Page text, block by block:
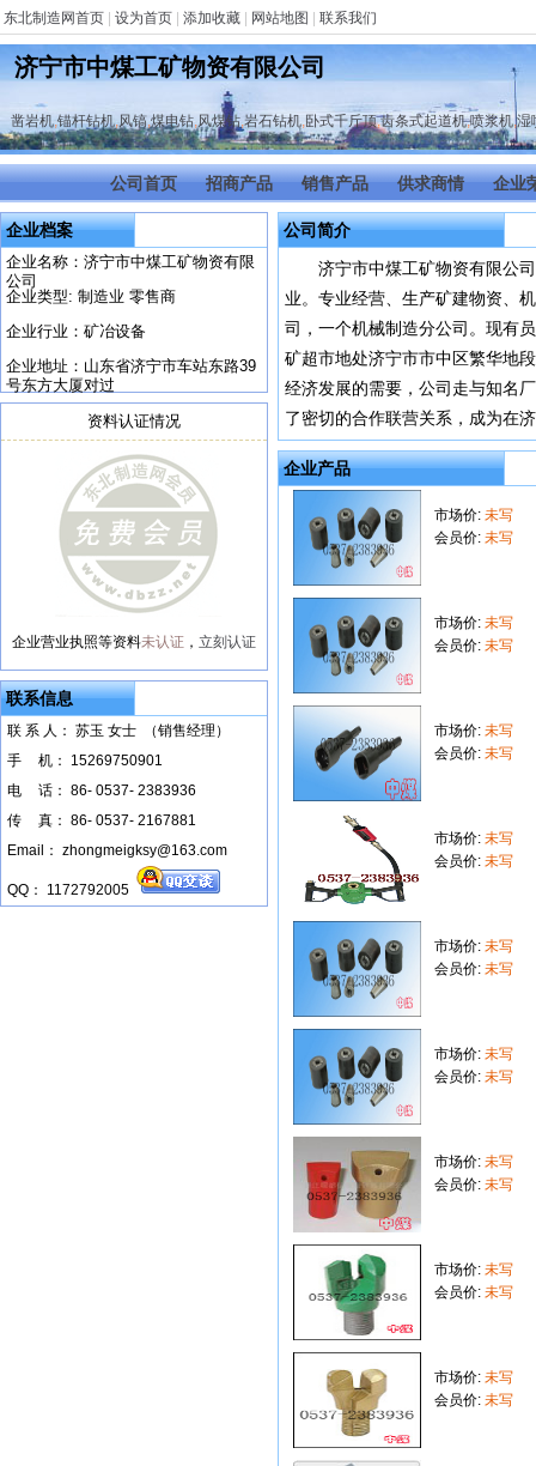
东北制造网首页 设为首页 添加收藏 网站地图 联系我们
济宁市中煤工矿物资有限公司
凿岩机,锚杆钻机,风镐,煤电钻,风煤钻,岩石钻机,卧式千斤顶,齿条式起道机,喷浆机,湿
公司首页 招商产品 销售产品 供求商情 企业
企业档案
企业名称：济宁市中煤工矿物资有限
公司
企业类型: 制造业 零售商
企业行业：矿冶设备
企业地址：山东省济宁市车站东路39
号东方大厦对过
资料认证情况
企业营业执照等资料未认证 ， 立刻认证
联系信息
联 系 人： 苏玉 女士 （销售经理）
手
机： 15269750901
电
话： 86- 0537- 2383936
传
真： 86- 0537- 2167881
Email： zhongmeigksy@163.com
QQ： 1172792005
公司简介
济宁市中煤工矿物资有限公
业。专业经营、生产矿建物资、
司，一个机械制造分公司。现有
矿超市地处济宁市市中区繁华地
经济发展的需要，公司走与知名
了密切的合作联营关系，成为在
企业产品
市场价: 未写
会员价: 未写
市场价: 未写
会员价: 未写
市场价: 未写
会员价: 未写
市场价: 未写
会员价: 未写
市场价: 未写
会员价: 未写
市场价: 未写
会员价: 未写
市场价: 未写
会员价: 未写
市场价: 未写
会员价: 未写
市场价: 未写
会员价: 未写